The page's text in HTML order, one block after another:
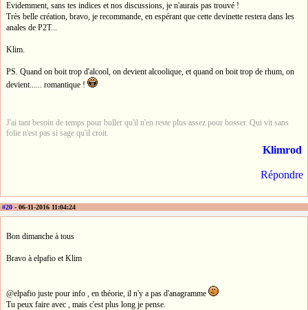
Evidemment, sans tes indices et nos discussions, je n'aurais pas trouvé !
Très belle création, bravo, je recommande, en espérant que cette devinette restera dans les
anales de P2T...
Klim.
PS. Quand on boit trop d'alcool, on devient alcoolique, et quand on boit trop de rhum, on
devient...... romantique !
J'ai tant besoin de temps pour buller qu'il n'en reste plus assez pour bosser. Qui vit sans
folie n'est pas si sage qu'il croit.
Klimrod
Répondre
#20 - 06-11-2016 11:04:24
Bon dimanche à tous
Bravo à elpafio et Klim
@elpafio juste pour info , en théorie, il n'y a pas d'anagramme
Tu peux faire avec , mais c'est plus long je pense.